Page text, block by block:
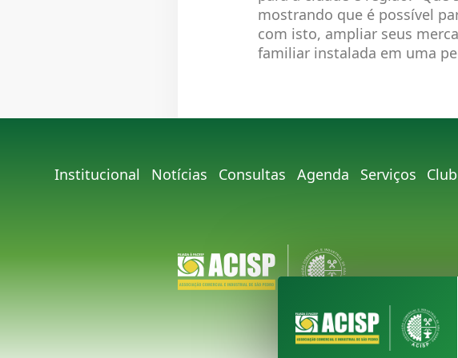
mostrando que é possível
com isto, ampliar seus
familiar instalada em uma
Institucional Notícias Consultas Agenda Serviços